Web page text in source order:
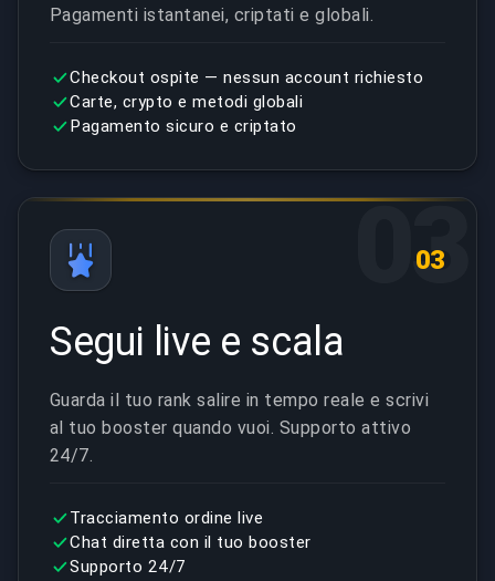
Pagamenti istantanei, criptati e globali.
Checkout ospite — nessun account richiesto
Carte, crypto e metodi globali
Pagamento sicuro e criptato
03
03
Segui live e scala
Guarda il tuo rank salire in tempo reale e scrivi
al tuo booster quando vuoi. Supporto attivo
24/7.
Tracciamento ordine live
Chat diretta con il tuo booster
Supporto 24/7